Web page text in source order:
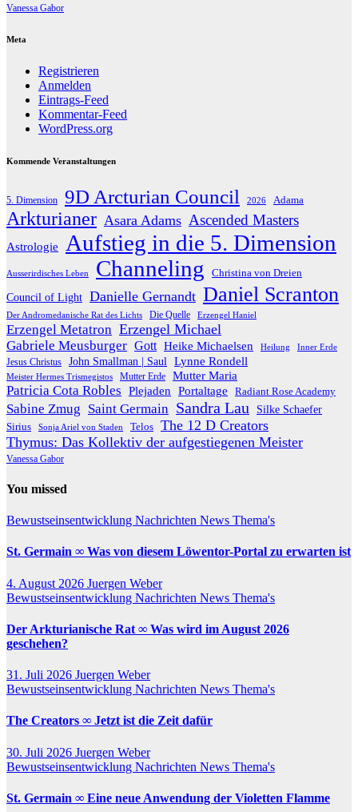
Vanessa Gabor
Meta
Registrieren
Anmelden
Eintrags-Feed
Kommentar-Feed
WordPress.org
Kommende Veranstaltungen
5. Dimension 9D Arcturian Council 2026 Adama
Arkturianer Asara Adams Ascended Masters
Astrologie Aufstieg in die 5. Dimension
Ausserirdisches Leben Channeling Christina von Dreien
Council of Light Danielle Gernandt Daniel Scranton
Der Andromedanische Rat des Lichts Die Quelle Erzengel Haniel
Erzengel Metatron Erzengel Michael
Gabriele Meusburger Gott Heike Michaelsen Heilung Inner Erde
Jesus Christus John Smallman | Saul Lynne Rondell
Meister Hermes Trismegistos Mutter Erde Mutter Maria
Patricia Cota Robles Plejaden Portaltage Radiant Rose Academy
Sabine Zmug Saint Germain Sandra Lau Silke Schaefer
Sirius Sonja Ariel von Staden Telos The 12 D Creators
Thymus: Das Kollektiv der aufgestiegenen Meister
Vanessa Gabor
You missed
Bewustseinsentwicklung Nachrichten News Thema's
St. Germain ∞ Was von diesem Löwentor-Portal zu erwarten ist
4. August 2026 Juergen Weber
Bewustseinsentwicklung Nachrichten News Thema's
Der Arkturianische Rat ∞ Was wird im August 2026
geschehen?
31. Juli 2026 Juergen Weber
Bewustseinsentwicklung Nachrichten News Thema's
The Creators ∞ Jetzt ist die Zeit dafür
30. Juli 2026 Juergen Weber
Bewustseinsentwicklung Nachrichten News Thema's
St. Germain ∞ Eine neue Anwendung der Violetten Flamme